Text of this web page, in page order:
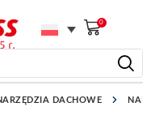
0
DACHOWE